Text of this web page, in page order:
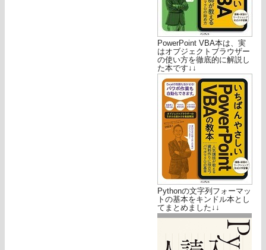
PowerPoint VBA本は、実
はオブジェクトブラウザー
の使い方を徹底的に解説し
た本です↓↓
Pythonの文字列フォーマッ
トの基本をキンドル本とし
てまとめました↓↓